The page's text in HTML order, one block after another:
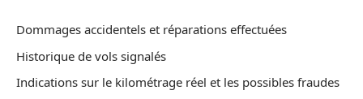
Dommages accidentels et réparations effectuées
Historique de vols signalés
Indications sur le kilométrage réel et les possibles fraudes